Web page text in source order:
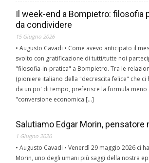
Il week-end a Bompietro: filosofia
da condividere
15 Giugno 2026
• Augusto Cavadi • Come avevo anticipato il
svolto con gratificazione di tutti/tutte noi
"filosofia-in-pratica" a Bompietro. Tra le
(pioniere italiano della "decrescita felice" che ci
da un po' di tempo, preferisce la formula meno
"conversione economica […]
Salutiamo Edgar Morin, pensatore
1 Giugno 2026
• Augusto Cavadi • Venerdì 29 maggio 2026 ci
Morin, uno degli umani più saggi della nostra